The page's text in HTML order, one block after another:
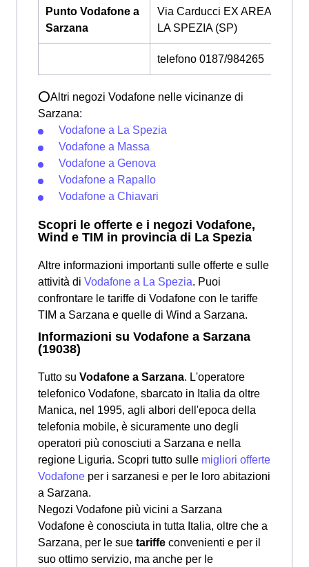
Punto Vodafone a
Sarzana
Via Carducci EX AREA
LA SPEZIA (SP)
telefono 0187/984265
⭕Altri negozi Vodafone nelle vicinanze di
Sarzana:
Vodafone a La Spezia
Vodafone a Massa
Vodafone a Genova
Vodafone a Rapallo
Vodafone a Chiavari
Scopri le offerte e i negozi Vodafone,
Wind e TIM in provincia di La Spezia
Altre informazioni importanti sulle offerte e sulle
attività di Vodafone a La Spezia. Puoi
confrontare le tariffe di Vodafone con le tariffe
TIM a Sarzana e quelle di Wind a Sarzana.
Informazioni su Vodafone a Sarzana
(19038)
Tutto su Vodafone a Sarzana. L'operatore
telefonico Vodafone, sbarcato in Italia da oltre
Manica, nel 1995, agli albori dell'epoca della
telefonia mobile, è sicuramente uno degli
operatori più conosciuti a Sarzana e nella
regione Liguria. Scopri tutto sulle migliori offerte
Vodafone per i sarzanesi e per le loro abitazioni
a Sarzana.
Negozi Vodafone più vicini a Sarzana
Vodafone è conosciuta in tutta Italia, oltre che a
Sarzana, per le sue tariffe convenienti e per il
suo ottimo servizio, ma anche per le